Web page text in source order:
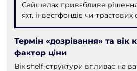
Сейшелах привабливе рішення
яхт, інвестфондів чи трастових
Термін «дозрівання» та вік
фактор ціни
Вік shelf-структури впливає на